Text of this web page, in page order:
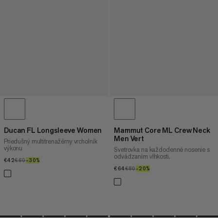
Ducan FL Longsleeve Women
Priedušný multitrenažérny vrcholník
výkonu
€42€42
€60€60
–30%
Mammut Core ML Crew Neck
Men Vert
Svetrovka na každodenné nosenie s
odvádzaním vlhkosti.
€64€64
€80€80
–20%